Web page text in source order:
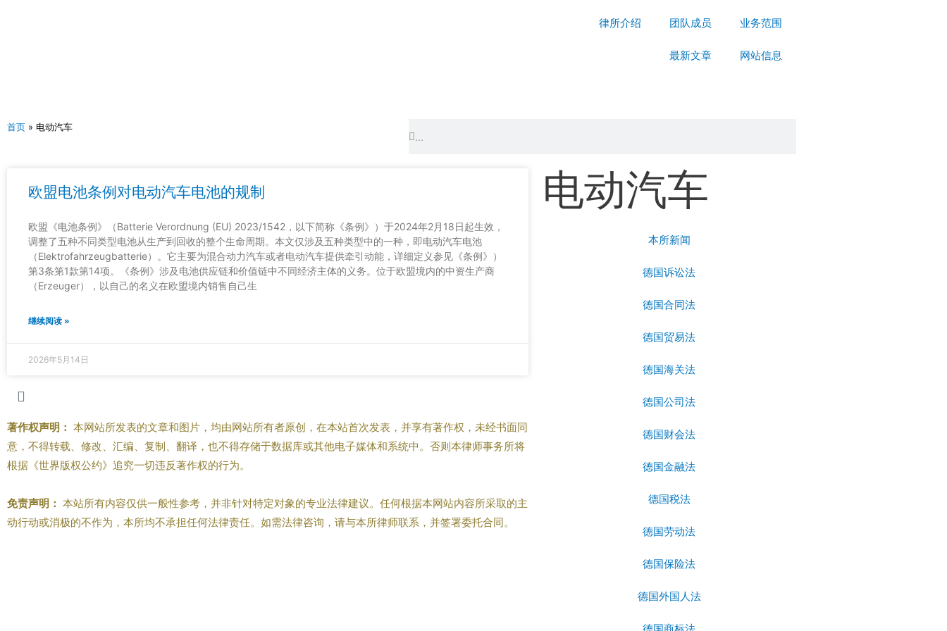
律所介绍 团队成员 业务范围
最新文章 网站信息
首页 » 电动汽车
欧盟电池条例对电动汽车电池的规制
欧盟《电池条例》（Batterie Verordnung (EU) 2023/1542，以下简称《条例》）于2024年2月18日起生效，
调整了五种不同类型电池从生产到回收的整个生命周期。本文仅涉及五种类型中的一种，即电动汽车电池
（Elektrofahrzeugbatterie）。它主要为混合动力汽车或者电动汽车提供牵引动能，详细定义参见《条例》）
第3条第1款第14项。《条例》涉及电池供应链和价值链中不同经济主体的义务。位于欧盟境内的中资生产商
（Erzeuger），以自己的名义在欧盟境内销售自己生
继续阅读 »
2026年5月14日
著作权声明： 本网站所发表的文章和图片，均由网站所有者原创，在本站首次发表，并享有著作权，未经书面同
意，不得转载、修改、汇编、复制、翻译，也不得存储于数据库或其他电子媒体和系统中。否则本律师事务所将
根据《世界版权公约》追究一切违反著作权的行为。
免责声明： 本站所有内容仅供一般性参考，并非针对特定对象的专业法律建议。任何根据本网站内容所采取的主
动行动或消极的不作为，本所均不承担任何法律责任。如需法律咨询，请与本所律师联系，并签署委托合同。
电动汽车
本所新闻
德国诉讼法
德国合同法
德国贸易法
德国海关法
德国公司法
德国财会法
德国金融法
德国税法
德国劳动法
德国保险法
德国外国人法